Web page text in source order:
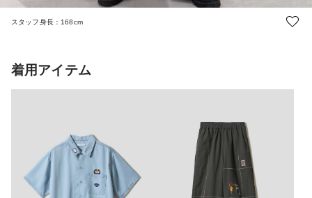
スタッフ身長：168cm
着用アイテム